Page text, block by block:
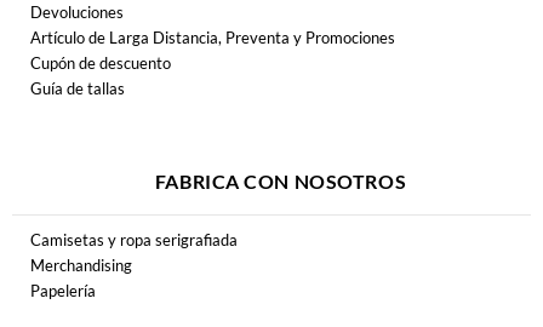
Devoluciones
Artículo de Larga Distancia, Preventa y Promociones
Cupón de descuento
Guía de tallas
FABRICA CON NOSOTROS
Camisetas y ropa serigrafiada
Merchandising
Papelería